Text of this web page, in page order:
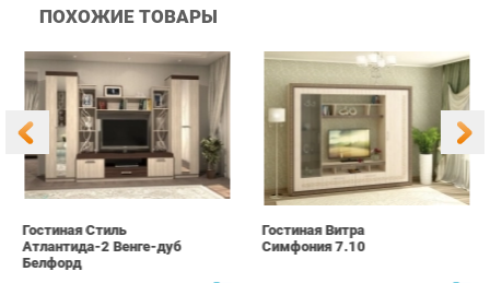
Купить
Гостиная Стиль
Атлантида-2 Венге-дуб
Белфорд
25 190 ₽ Купить
Симфония 7.10
55 390 ₽
info@office-ekb.ru +7 (343) 383-35-98
КАТАЛОГ
Коллекции
ИНФОРМАЦИЯ